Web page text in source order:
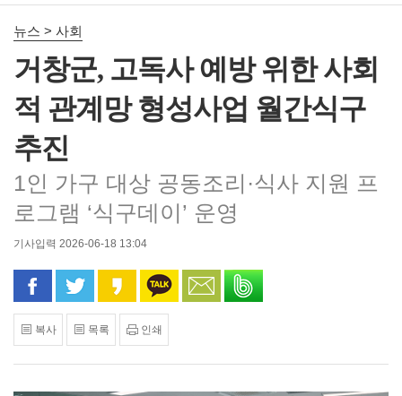
뉴스 > 사회
거창군, 고독사 예방 위한 사회
적 관계망 형성사업 월간식구
추진
1인 가구 대상 공동조리·식사 지원 프
로그램 ‘식구데이’ 운영
기사입력 2026-06-18 13:04
페이스북으로 공유
트위터로 공유카카오 스토리로 공유
카카오톡으로 공유
문자로 공유
복사 목록 인쇄